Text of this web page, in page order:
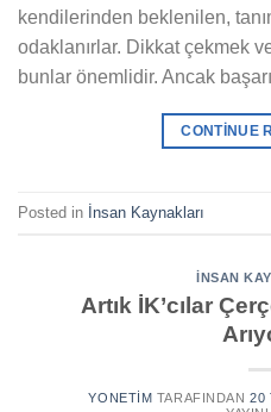
kendilerinden beklenilen,
odaklanırlar. Dikkat çekmek
bunlar önemlidir. Ancak
CONTINUE
Posted in İnsan Kaynakları
İNSAN
Artık İK’cılar
YONETIM TARAFINDAN 20